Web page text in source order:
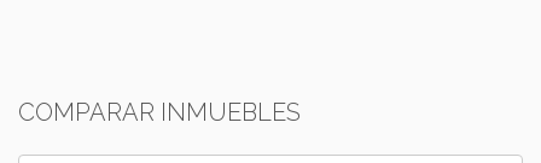
COMPARAR INMUEBLES